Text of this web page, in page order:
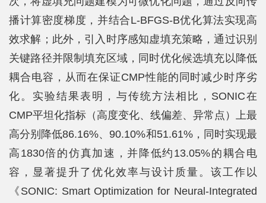
播计算密度梯度，并结合L-BFGS-B优化算法实现高
效求解；此外，引入时序感知虚填充策略，通过识别
关键路径并限制填充区域，同时优化候选填充以降低
耦合电容，从而在保证CMP性能的同时减少时序劣
化。实验结果表明，与传统方法相比，SONIC在
CMP平坦化指标（高度变化、线偏差、异常点）上最
高分别降低86.16%、90.10%和51.61%，同时实现最
高1830倍的仿真加速，并降低约13.05%的耦合电
容，显著提升了优化效率与设计质量。该工作以
《SONIC: Smart Optimization for Neural-Integrated